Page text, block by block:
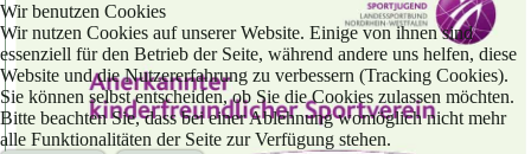
Wir benutzen Cookies
Wir nutzen Cookies auf unserer Website. Einige von ihnen sind
essenziell für den Betrieb der Seite, während andere uns helfen, diese
Website und die Nutzererfahrung zu verbessern (Tracking Cookies).
Sie können selbst entscheiden, ob Sie die Cookies zulassen möchten.
Bitte beachten Sie, dass bei einer Ablehnung womöglich nicht mehr
alle Funktionalitäten der Seite zur Verfügung stehen.